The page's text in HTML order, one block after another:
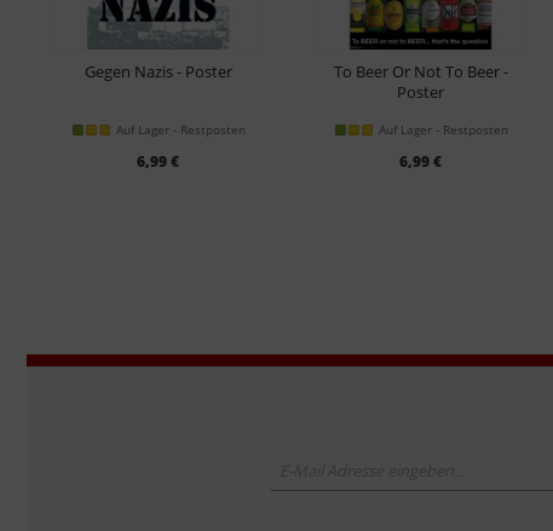
Gegen Nazis - Poster
Auf Lager - Restposten
6,99 €
To Beer Or Not To Beer -
Poster
Auf Lager - Restposten
6,99 €